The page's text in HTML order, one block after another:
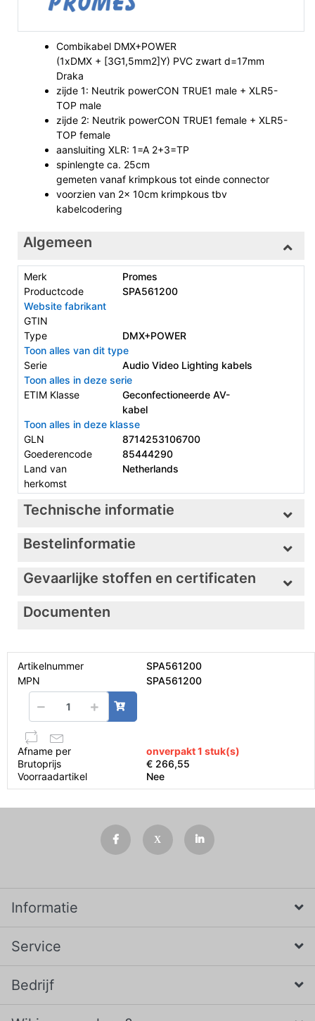
Combikabel DMX+POWER
(1xDMX + [3G1,5mm2]Y) PVC zwart d=17mm
Draka
zijde 1: Neutrik powerCON TRUE1 male + XLR5-
TOP male
zijde 2: Neutrik powerCON TRUE1 female + XLR5-
TOP female
aansluiting XLR: 1=A 2+3=TP
spinlengte ca. 25cm
gemeten vanaf krimpkous tot einde connector
voorzien van 2x 10cm krimpkous tbv
kabelcodering
Algemeen
Merk
Promes
Productcode
SPA561200
Website fabrikant
GTIN
Type
DMX+POWER
Toon alles van dit type
Serie
Audio Video Lighting kabels
Toon alles in deze serie
ETIM Klasse
Geconfectioneerde AV-
kabel
Toon alles in deze klasse
GLN
8714253106700
Goederencode
85444290
Land van
herkomst
Netherlands
Technische informatie
Bestelinformatie
Gevaarlijke stoffen en certificaten
Documenten
Artikelnummer
SPA561200
MPN
SPA561200
Afname per
onverpakt 1 stuk(s)
Brutoprijs
€ 266,55
Voorraadartikel
Nee
Informatie
Service
Bedrijf